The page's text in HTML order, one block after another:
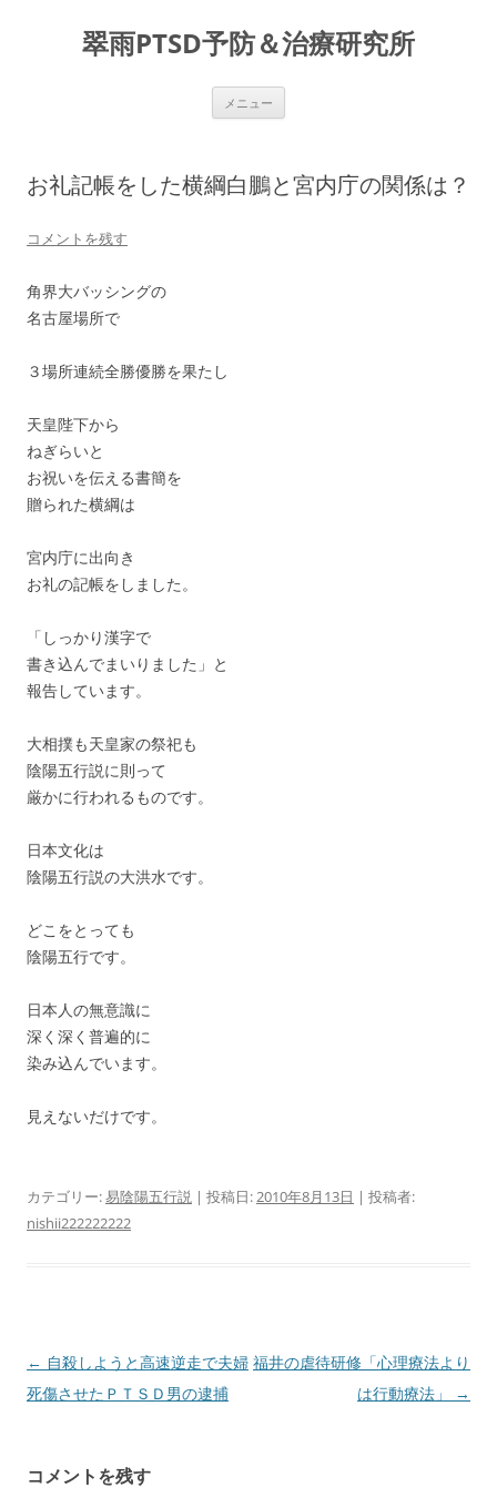
翠雨PTSD予防＆治療研究所
メニュー
お礼記帳をした横綱白鵬と宮内庁の関係は？
コメントを残す
角界大バッシングの
名古屋場所で
３場所連続全勝優勝を果たし
天皇陛下から
ねぎらいと
お祝いを伝える書簡を
贈られた横綱は
宮内庁に出向き
お礼の記帳をしました。
「しっかり漢字で
書き込んでまいりました」と
報告しています。
大相撲も天皇家の祭祀も
陰陽五行説に則って
厳かに行われるものです。
日本文化は
陰陽五行説の大洪水です。
どこをとっても
陰陽五行です。
日本人の無意識に
深く深く普遍的に
染み込んでいます。
見えないだけです。
カテゴリー:易陰陽五行説 | 投稿日:2010年8月13日 | 投稿者:
nishii222222222
投
稿
ゲ
← 自殺しようと高速逆走で夫婦
死傷させたＰＴＳＤ男の逮捕
福井の虐待研修「心理療法より
は行動療法」
→
コメントを残す